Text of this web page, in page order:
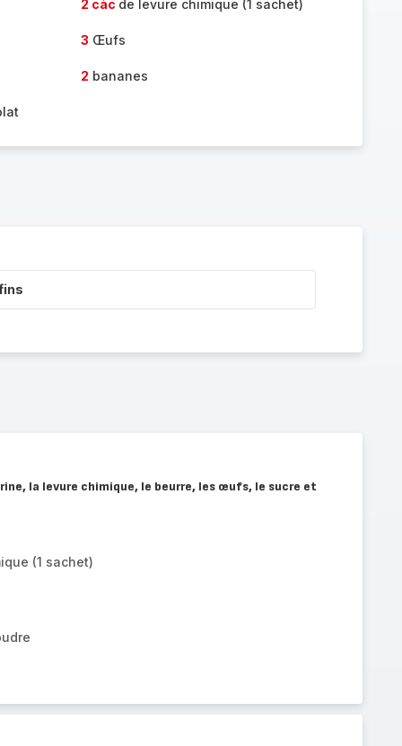
2 càc de levure chimique (1 sachet)
3 Œufs
2 bananes
la levure chimique, le beurre, les œufs, le sucre et
(1 sachet)